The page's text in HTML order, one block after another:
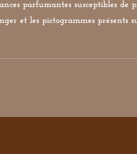
parfumantes susceptibles de
et les pictogrammes présents